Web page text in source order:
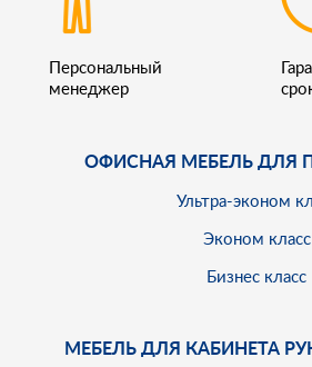
Персональный
менеджер
ОФИСНАЯ МЕБЕЛЬ ДЛЯ
Ультра-эконом
Эконом класс
Бизнес класс
МЕБЕЛЬ ДЛЯ КАБИНЕТА